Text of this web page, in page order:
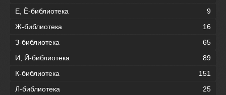
Е, Ё-библиотека
9
Ж-библиотека
16
З-библиотека
65
И, Й-библиотека
89
К-библиотека
151
Л-библиотека
25